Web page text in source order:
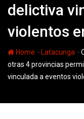
delictiva
violentos
Home - Latacunga -
otras 4 provincias
vinculada a eventos